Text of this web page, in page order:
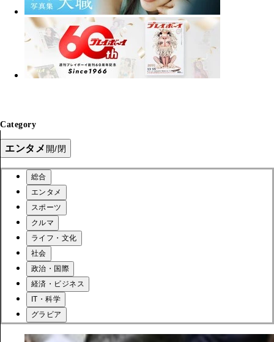
Category
エンタメ 開/閉
総合
エンタメ
スポーツ
クルマ
ライフ・文化
社会
政治・国際
経済・ビジネス
IT・科学
グラビア